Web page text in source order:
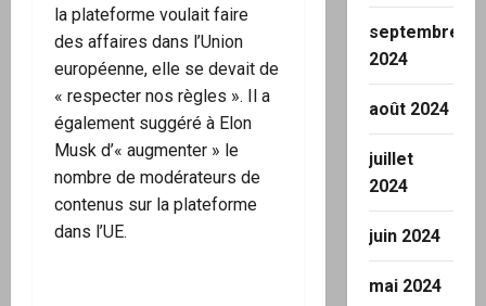
la plateforme voulait faire
des affaires dans l’Union
européenne, elle se devait de
« respecter nos règles ». Il a
également suggéré à Elon
Musk d’« augmenter » le
nombre de modérateurs de
contenus sur la plateforme
dans l’UE.
septembre
2024
août 2024
juillet
2024
juin 2024
mai 2024